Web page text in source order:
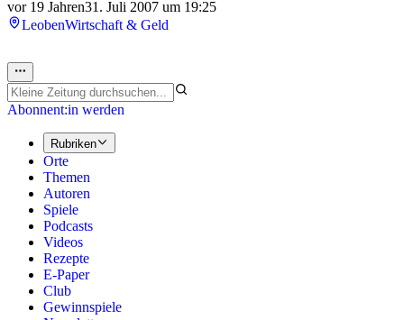
vor 19 Jahren31. Juli 2007 um 19:25
LeobenWirtschaft & Geld
Abonnent:in werden
Rubriken
Orte
Themen
Autoren
Spiele
Podcasts
Videos
Rezepte
E-Paper
Club
Gewinnspiele